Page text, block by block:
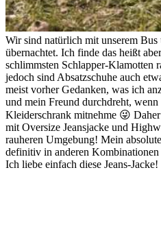
Wir sind natürlich mit unserem Bus
übernachtet. Ich finde das heißt
schlimmsten Schlapper-
jedoch sind Absatzschuhe auch
meist vorher Gedanken, was ich
und mein Freund durchdreht,
Kleiderschrank mitnehme 😜
mit Oversize Jeansjacke und
rauheren Umgebung! Mein
definitiv in anderen
Ich liebe einfach diese Jeans-Jacke!